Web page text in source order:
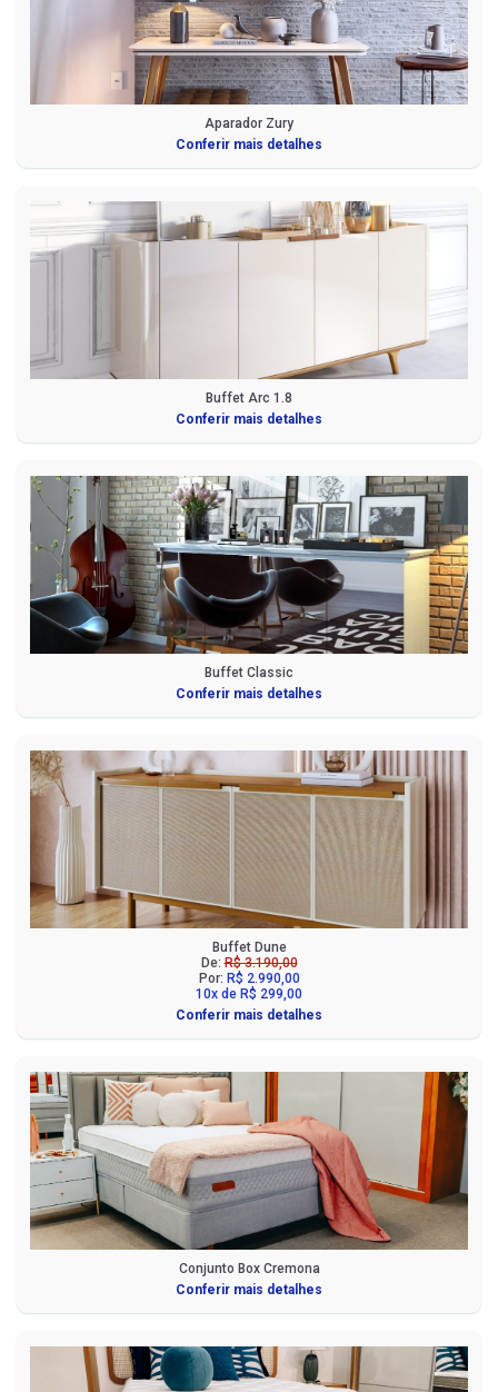
Aparador Zury
Conferir mais detalhes
Buffet Arc 1.8
Conferir mais detalhes
Buffet Classic
Conferir mais detalhes
Buffet Dune
De:R$ 3.190,00
Por: R$ 2.990,00
10x de R$ 299,00
Conferir mais detalhes
Conjunto Box Cremona
Conferir mais detalhes